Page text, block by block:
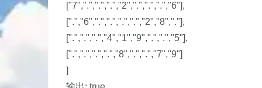
["7",".",".",".","2",".",".",".","6"],
[".","6",".",".",".",".","2","8","."],
[".",".",".","4","1","9",".",".","5"],
[".",".",".",".","8",".",".","7","9"]
]